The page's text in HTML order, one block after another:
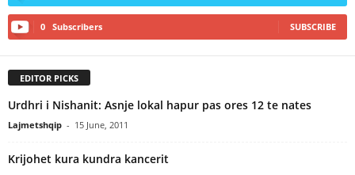
0 Subscribers SUBSCRIBE
EDITOR PICKS
Urdhri i Nishanit: Asnje lokal hapur pas ores 12 te nates
Lajmetshqip - 15 June, 2011
Krijohet kura kundra kancerit